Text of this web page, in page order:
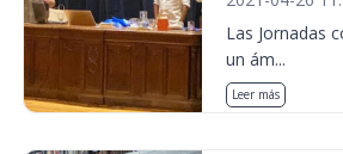
Las Jornadas
un ám...
Leer más